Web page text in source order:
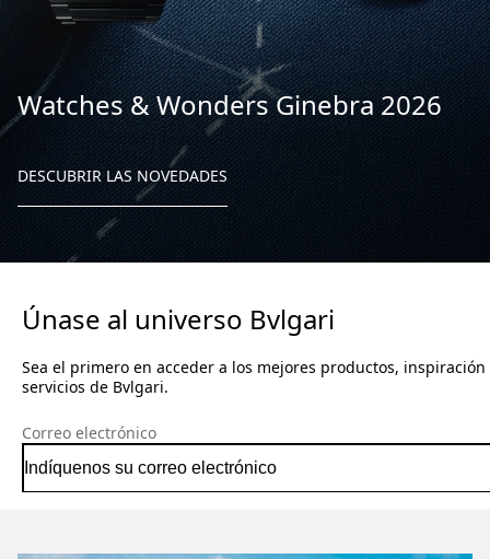
Watches & Wonders Ginebra 2026
DESCUBRIR LAS NOVEDADES
Únase al universo Bvlgari
Sea el primero en acceder a los mejores productos, inspiración
servicios de Bvlgari.
Correo electrónico